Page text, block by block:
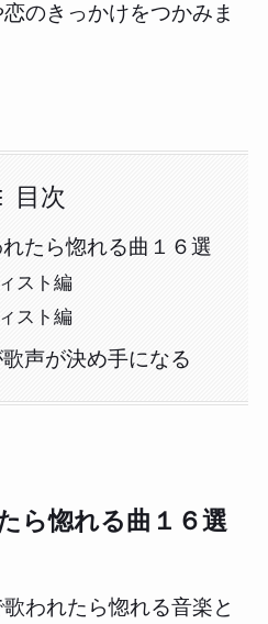
のきっかけをつかみま
目次
たら惚れる曲１６選
スト編
スト編
声が決め手になる
ら惚れる曲１６選
われたら惚れる音楽と